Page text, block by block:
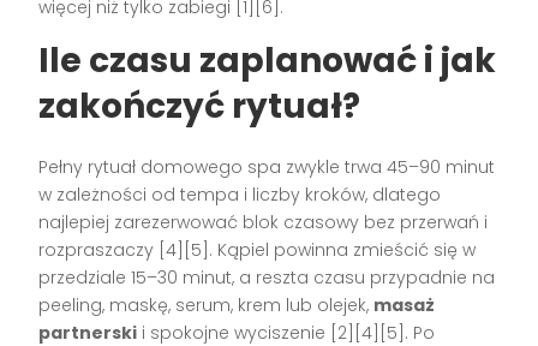
więcej niż tylko zabiegi [1][6].
Ile czasu zaplanować i jak
zakończyć rytuał?
Pełny rytuał domowego spa zwykle trwa 45–90 minut
w zależności od tempa i liczby kroków, dlatego
najlepiej zarezerwować blok czasowy bez przerwań i
rozpraszaczy [4][5]. Kąpiel powinna zmieścić się w
przedziale 15–30 minut, a reszta czasu przypadnie na
peeling, maskę, serum, krem lub olejek, masaż
partnerski i spokojne wyciszenie [2][4][5]. Po